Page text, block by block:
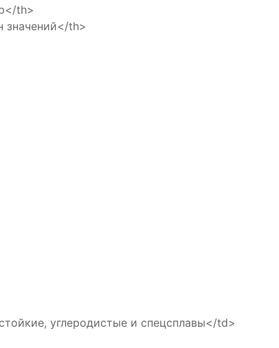
th>
th>
углеродистые и спецсплавы</td>